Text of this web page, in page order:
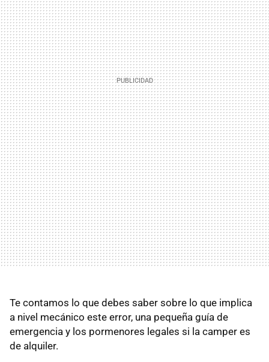
Te contamos lo que debes saber sobre lo que implica
a nivel mecánico este error, una pequeña guía de
emergencia y los pormenores legales si la camper es
de alquiler.